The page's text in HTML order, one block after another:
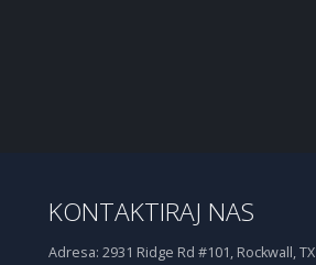
KONTAKTIRAJ NAS
Adresa: 2931 Ridge Rd #101, Rockwall, TX